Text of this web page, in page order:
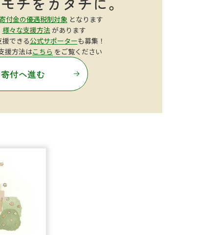
付金の優遇税制対象 となります
様々な支援方法 があります
できる公式サポーターも募集！
援方法はこちら をご覧ください
寄付へ進む